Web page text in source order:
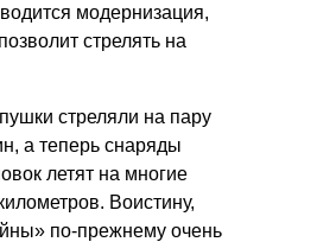
модернизация,
стрелять на
стреляли на пару
а теперь снаряды
летят на многие
Воистину,
по-прежнему очень